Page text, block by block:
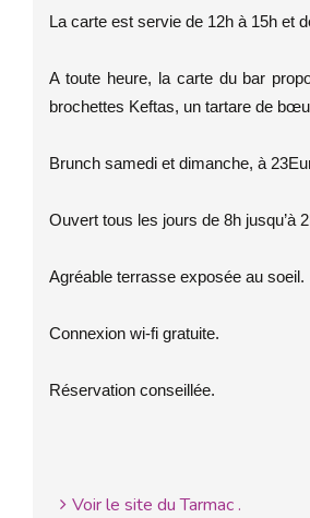
La carte est servie de 12h à 15h et
A toute heure, la carte du bar
brochettes Keftas, un tartare de
Brunch samedi et dimanche, à
Ouvert tous les jours de 8h jusqu’à
Agréable terrasse exposée au soeil.
Connexion wi-fi gratuite.
Réservation conseillée.
Voir le site du Tarmac .